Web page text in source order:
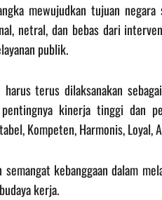
mewujudkan tujuan
netral, dan bebas dari
publik.
terus dilaksanakan
kinerja tinggi dan
Kompeten, Harmonis, Loyal,
semangat kebanggaan dalam
kerja.